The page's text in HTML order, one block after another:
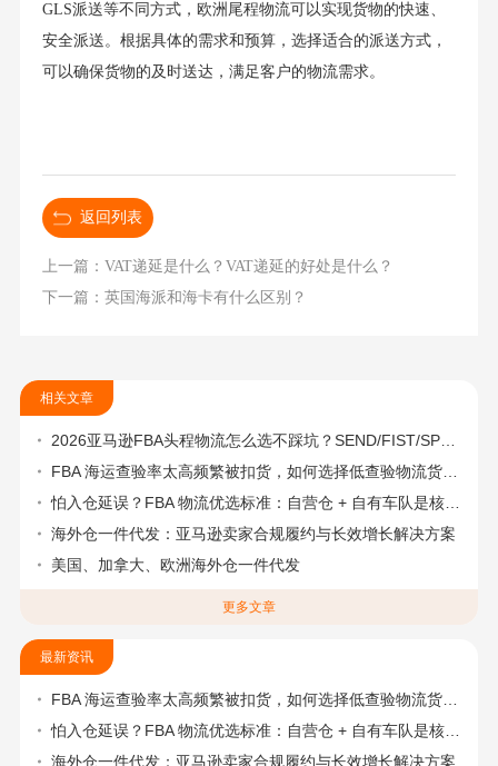
GLS派送等不同方式，欧洲尾程物流可以实现货物的快速、
安全派送。根据具体的需求和预算，选择适合的派送方式，
可以确保货物的及时送达，满足客户的物流需求。
返回列表
上一篇：VAT递延是什么？VAT递延的好处是什么？
下一篇：英国海派和海卡有什么区别？
相关文章
2026亚马逊FBA头程物流怎么选不踩坑？SEND/FIST/SPN官方认证物流商，只有这家敢承诺“准达率第一”
FBA 海运查验率太高频繁被扣货，如何选择低查验物流货代？
怕入仓延误？FBA 物流优选标准：自营仓 + 自有车队是核心硬指标
海外仓一件代发：亚马逊卖家合规履约与长效增长解决方案
美国、加拿大、欧洲海外仓一件代发
更多文章
最新资讯
FBA 海运查验率太高频繁被扣货，如何选择低查验物流货代？
怕入仓延误？FBA 物流优选标准：自营仓 + 自有车队是核心硬指标
海外仓一件代发：亚马逊卖家合规履约与长效增长解决方案